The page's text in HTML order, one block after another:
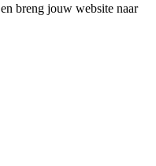
en breng jouw website naar